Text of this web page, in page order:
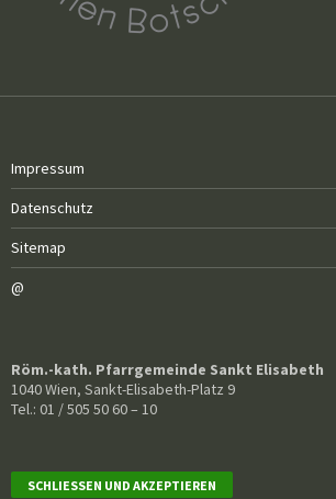
Impressum
Datenschutz
Sitemap
@
Röm.-kath. Pfarrgemeinde Sankt Elisabeth
1040 Wien, Sankt-Elisabeth-Platz 9
Tel.: 01 / 505 50 60 – 10